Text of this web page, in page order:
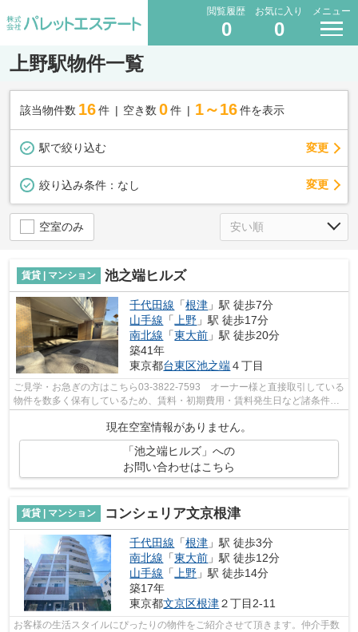
閲覧履歴
0
お気に入り
0
メニュー
上野駅物件一覧
該当物件数 16件 空き数 0 件 1～16 件を表示
駅で絞り込む 変更
絞り込み条件： なし 変更
空室のみ
賃貸 | マンション 池之端ヒルズ
千代田線 「根津 」駅 徒歩7分
山手線 「 上野 」駅 徒歩17分
南北線 「東大前 」駅 徒歩20分
築41年
東京都台東区池之端４丁目
ご見学・お急ぎの方はこちら03-3822-7593 オーナー様と直接取引している
物件を数多く保有しているため、賃料・初期費用・賃料発生日など諸条件を
現在空室情報がありません。
「池之端ヒルズ」への
お問い合わせはこちら
賃貸 | マンション コンシェリア文京根津
千代田線 「根津 」駅 徒歩3分
南北線 「東大前 」駅 徒歩12分
山手線 「 上野 」駅 徒歩14分
築17年
東京都文京区根津２丁目2-11
お客様の生活スタイルにぴったりの物件をご紹介させて頂きます。仲介手数